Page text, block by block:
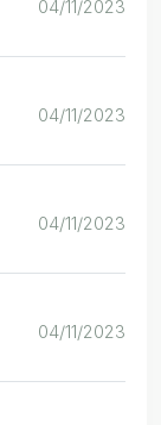
04/11/2023
04/11/2023
04/11/2023
04/11/2023